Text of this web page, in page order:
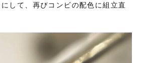
して、再びコンビの配色に組立直